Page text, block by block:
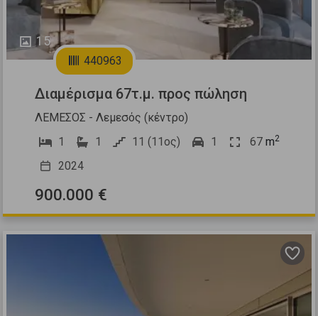
15
440963
Διαμέρισμα 67τ.μ. προς πώληση
ΛΕΜΕΣΟΣ - Λεμεσός (κέντρο)
1
1 11 (11ος) 1 67 m2
2024
900.000 €